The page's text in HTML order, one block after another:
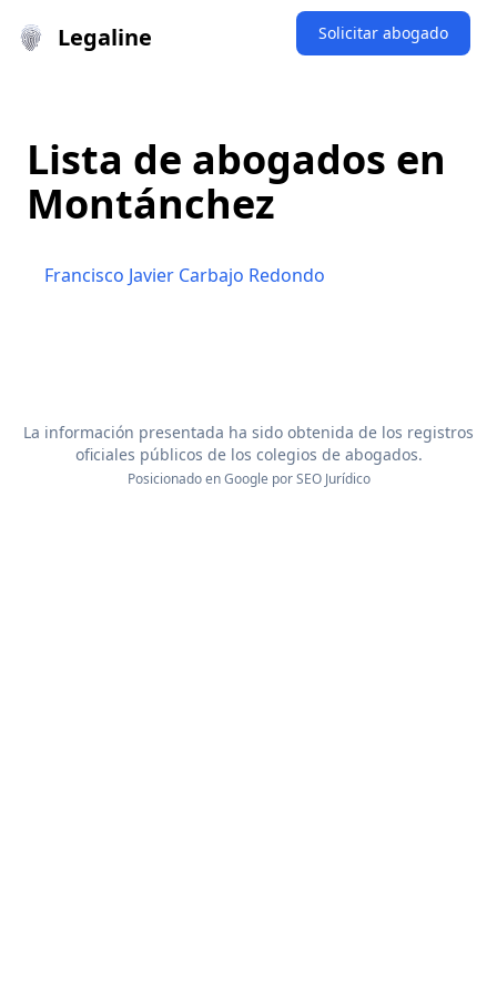
Legaline Solicitar abogado
Lista de abogados en
Montánchez
Francisco Javier Carbajo Redondo
La información presentada ha sido obtenida de los registros
oficiales públicos de los colegios de abogados.
Posicionado en Google porSEO Jurídico